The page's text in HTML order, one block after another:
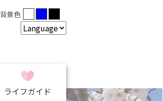
背景色
ライフガイド